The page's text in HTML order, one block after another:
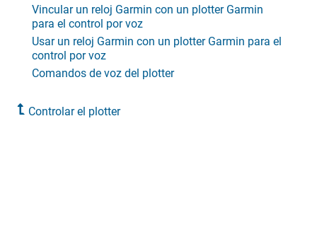
Vincular un reloj Garmin con un plotter Garmin
para el control por voz
Usar un reloj Garmin con un plotter Garmin para el
control por voz
Comandos de voz del plotter
Controlar el plotter